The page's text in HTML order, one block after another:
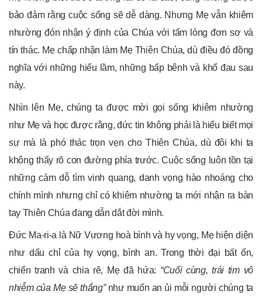
bảo đảm rằng cuộc sống sẽ dễ dàng. Nhưng Mẹ vẫn khiêm
nhường đón nhận ý định của Chúa với tấm lòng đơn sơ và
tín thác. Mẹ chấp nhận làm Mẹ Thiên Chúa, dù điều đó đồng
nghĩa với những hiểu lầm, những bấp bênh và khổ đau sau
này.
Nhìn lên Mẹ, chúng ta được mời gọi sống khiêm nhường
như Mẹ và học được rằng, đức tin không phải là hiểu biết mọi
sự mà là phó thác trọn vẹn cho Thiên Chúa, dù đôi khi ta
không thấy rõ con đường phía trước. Cuộc sống luôn tồn tại
những cám dỗ tìm vinh quang, danh vọng hào nhoáng cho
chính mình nhưng chỉ có khiêm nhường ta mới nhận ra bàn
tay Thiên Chúa đang dẫn dắt đời mình.
Đức Ma-ri-a là Nữ Vương hoà bình và hy vọng, Mẹ hiện diện
như dấu chỉ của hy vọng, bình an. Trong thời đại bất ổn,
chiến tranh và chia rẽ, Mẹ đã hứa: “Cuối cùng, trái tim vô
nhiễm của Mẹ sẽ thắng”như muốn an ủi mỗi người chúng ta